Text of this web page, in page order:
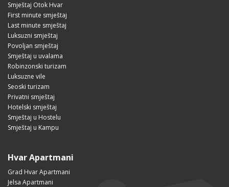
Smještaj Otok Hvar
First minute smještaj
Last minute smještaj
Luksuzni smještaj
Povoljan smještaj
Smještaj u uvalama
Robinzonski turizam
Luksuzne vile
Seoski turizam
Privatni smještaj
Hotelski smještaj
Smještaj u Hostelu
Smještaj u Kampu
Hvar Apartmani
Grad Hvar Apartmani
Jelsa Apartmani